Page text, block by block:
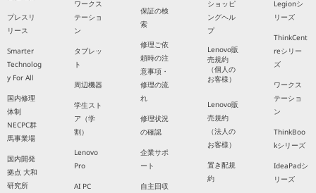
プレスリ
リース
Smarter
Technolog
y For All
国内修理
体制
NECPC群
馬事業場
国内開発
拠点 大和
研究所
ワークス
テーショ
ン
タブレッ
ト
周辺機器
学生スト
ア（学
割）
Lenovo
Pro
AI PC
保証の検
索
修理ご依
頼時の注
意事項・
修理の流
れ
修理状況
の確認
企業サポ
ート
自主回収
ショッピ
ングヘル
プ
Lenovo販
売規約
（個人の
お客様）
Lenovo販
売規約
（法人の
お客様）
置き配規
約
Legionシ
リーズ
ThinkCent
reシリー
ズ
ワークス
テーショ
ン
ThinkBoo
kシリーズ
IdeaPadシ
リーズ